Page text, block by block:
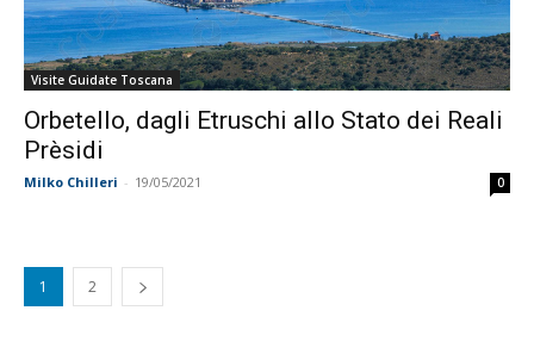
Visite Guidate Toscana
Orbetello, dagli Etruschi allo Stato dei Reali
Prèsidi
Milko Chilleri - 19/05/2021 0
1 2